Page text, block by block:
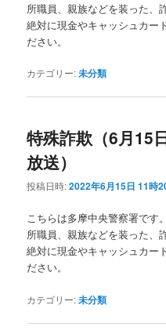
所職員、親族などを装った、
絶対に現金やキャッシュカー
ださい。
カテゴリー:未分類
特殊詐欺（6月15
放送）
投稿日時:2022年6月15日 11時
こちらは多摩中央警察署です
所職員、親族などを装った、
絶対に現金やキャッシュカー
ださい。
カテゴリー:未分類